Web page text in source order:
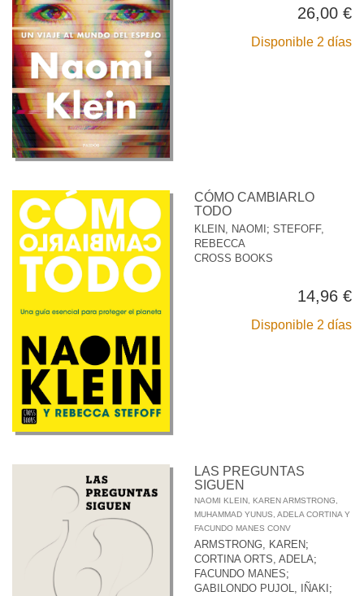
26,00 €
Disponible 2 días
CÓMO CAMBIARLO
TODO
KLEIN, NAOMI ; STEFOFF,
REBECCA
CROSS BOOKS
14,96 €
Disponible 2 días
LAS PREGUNTAS
SIGUEN
NAOMI KLEIN, KAREN ARMSTRONG,
MUHAMMAD YUNUS, ADELA CORTINA Y
FACUNDO MANES CONV
ARMSTRONG, KAREN;
CORTINA ORTS, ADELA;
FACUNDO MANES;
GABILONDO PUJOL, IÑAKI ;